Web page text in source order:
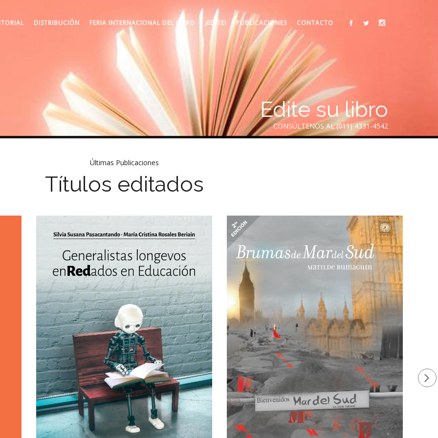
DISTRIBUCIÓN FERIA INTERNACIONAL DEL LIBRO ¡EDITE! PUBLICACIONES CONTACTO
Edite su libro
CONSÚLTENOS AL (011) 4331-4542
Últimas Publicaciones
Títulos editados